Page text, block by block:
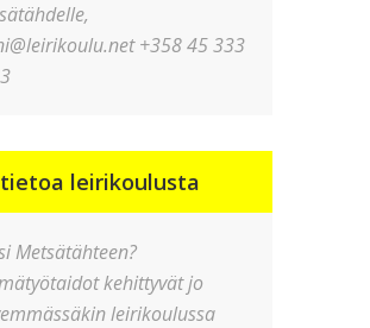
+358 45 333
leirikoulusta
Metsätähteen?
kehittyvät jo
leirikoulussa